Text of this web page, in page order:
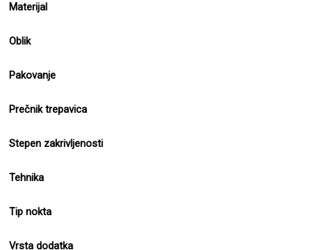
Materijal
Oblik
Pakovanje
Prečnik trepavica
Stepen zakrivljenosti
Tehnika
Tip nokta
Vrsta dodatka